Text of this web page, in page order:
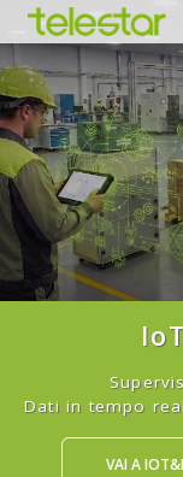
Dati in tempo
VAI A